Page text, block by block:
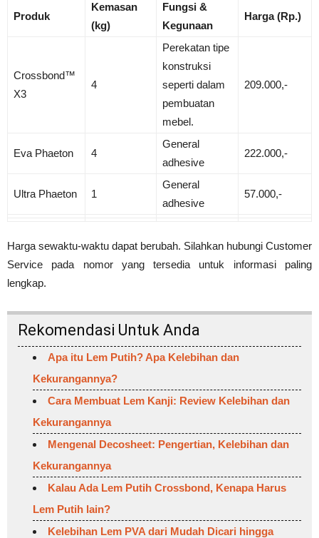
Produk
Kemasan
(kg)
Fungsi &
Kegunaan
Harga (Rp.)
Crossbond™
X3
4
Perekatan tipe
konstruksi
seperti dalam
pembuatan
mebel.
209.000,-
Eva Phaeton 4
General
adhesive
222.000,-
Ultra Phaeton 1
General
adhesive
57.000,-
Harga sewaktu-waktu dapat berubah. Silahkan hubungi Customer
Service pada nomor yang tersedia untuk informasi paling
lengkap.
Rekomendasi Untuk Anda
Apa itu Lem Putih? Apa Kelebihan dan
Kekurangannya?
Cara Membuat Lem Kanji: Review Kelebihan dan
Kekurangannya
Mengenal Decosheet: Pengertian, Kelebihan dan
Kekurangannya
Kalau Ada Lem Putih Crossbond, Kenapa Harus
Lem Putih lain?
Kelebihan Lem PVA dari Mudah Dicari hingga